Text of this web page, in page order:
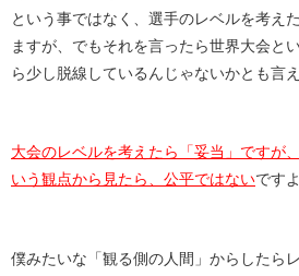
という事ではなく、選手のレベルを考え
ますが、でもそれを言ったら世界大会と
ら少し脱線しているんじゃないかとも言え
大会のレベルを考えたら「妥当」ですが
いう観点から見たら、公平ではないです
僕みたいな「観る側の人間」からしたら